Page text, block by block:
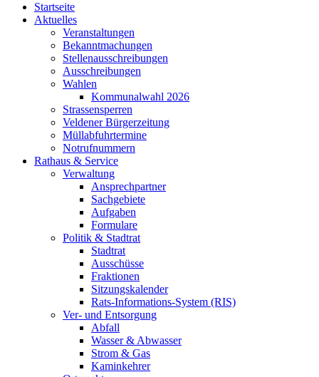
Startseite
Aktuelles
Veranstaltungen
Bekanntmachungen
Stellenausschreibungen
Ausschreibungen
Wahlen
Kommunalwahl 2026
Strassensperren
Veldener Bürgerzeitung
Müllabfuhrtermine
Notrufnummern
Rathaus & Service
Verwaltung
Ansprechpartner
Sachgebiete
Aufgaben
Formulare
Politik & Stadtrat
Stadtrat
Ausschüsse
Fraktionen
Sitzungskalender
Rats-Informations-System (RIS)
Ver- und Entsorgung
Abfall
Wasser & Abwasser
Strom & Gas
Kaminkehrer